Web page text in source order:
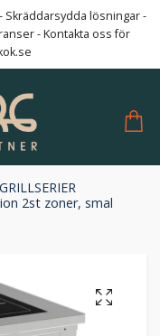
lösningar -
- Kontakta oss för
2st zoner, smal